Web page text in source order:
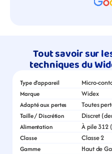
Tout savoir sur
techniques du
Type d’appareil Micro-
Marque Widex
Adapté aux pertes Toutes
Taille / Discrétion Discret
Alimentation À pile 312
Classe Classe 2
Gamme Haut de